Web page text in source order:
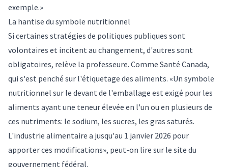
exemple.»
La hantise du symbole nutritionnel
Si certaines stratégies de politiques publiques sont
volontaires et incitent au changement, d'autres sont
obligatoires, relève la professeure. Comme Santé Canada,
qui s'est penché sur l'étiquetage des aliments. «Un symbole
nutritionnel sur le devant de l'emballage est exigé pour les
aliments ayant une teneur élevée en l'un ou en plusieurs de
ces nutriments: le sodium, les sucres, les gras saturés.
L'industrie alimentaire a jusqu'au 1 janvier 2026 pour
apporter ces modifications», peut-on lire sur le site du
gouvernement fédéral.